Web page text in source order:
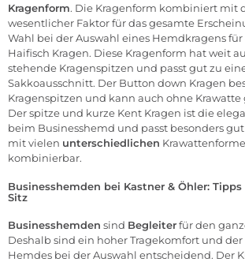
Kragenform. Die Kragenform kombiniert mit
wesentlicher Faktor für das gesamte
Wahl bei der Auswahl eines Hemdkragens für
Haifisch Kragen. Diese Kragenform hat weit
stehende Kragenspitzen und passt gut zu
Sakkoausschnitt. Der Button down Kragen
Kragenspitzen und kann auch ohne Krawatte
Der spitze und kurze Kent Kragen ist die
beim Businesshemd und passt besonders
mit vielen unterschiedlichen
kombinierbar.
Businesshemden bei Kastner & Öhler:
Sitz
Businesshemden sind Begleiterfür den
Deshalb sind ein hoher Tragekomfort und
Hemdes bei der Auswahl entscheidend. Der